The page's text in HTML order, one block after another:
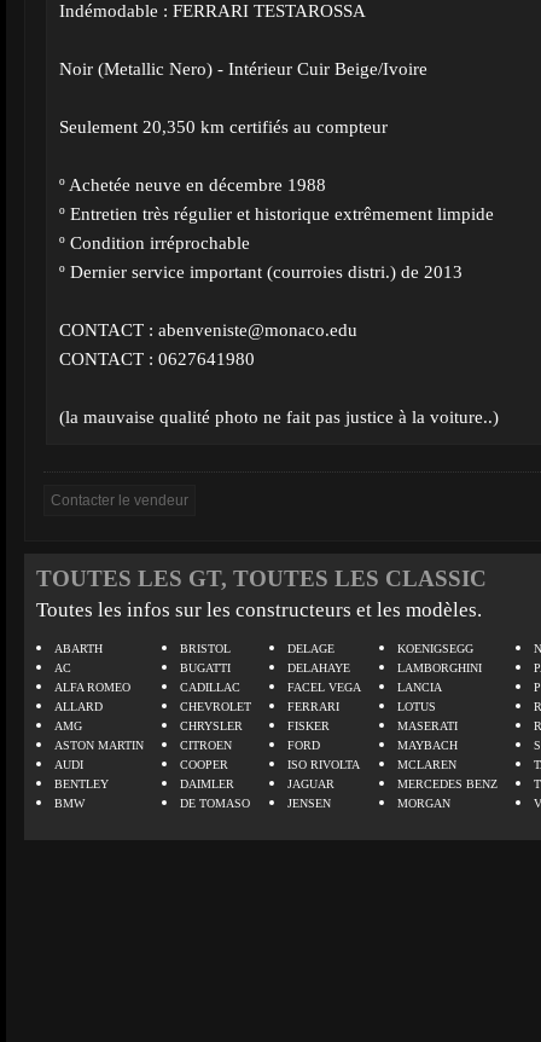
Indémodable : FERRARI TESTAROSSA
Noir (Metallic Nero) - Intérieur Cuir Beige/Ivoire
Seulement 20,350 km certifiés au compteur
º Achetée neuve en décembre 1988
º Entretien très régulier et historique extrêmement limpide
º Condition irréprochable
º Dernier service important (courroies distri.) de 2013
CONTACT : abenveniste@monaco.edu
CONTACT : 0627641980
(la mauvaise qualité photo ne fait pas justice à la voiture..)
TOUTES LES GT, TOUTES LES CLASSIC
Toutes les infos sur les constructeurs et les modèles.
ABARTH
AC
ALFA ROMEO
ALLARD
AMG
ASTON MARTIN
AUDI
BENTLEY
BMW
BRISTOL
BUGATTI
CADILLAC
CHEVROLET
CHRYSLER
CITROEN
COOPER
DAIMLER
DE TOMASO
DELAGE
DELAHAYE
FACEL VEGA
FERRARI
FISKER
FORD
ISO RIVOLTA
JAGUAR
JENSEN
KOENIGSEGG
LAMBORGHINI
LANCIA
LOTUS
MASERATI
MAYBACH
MCLAREN
MERCEDES BENZ
MORGAN